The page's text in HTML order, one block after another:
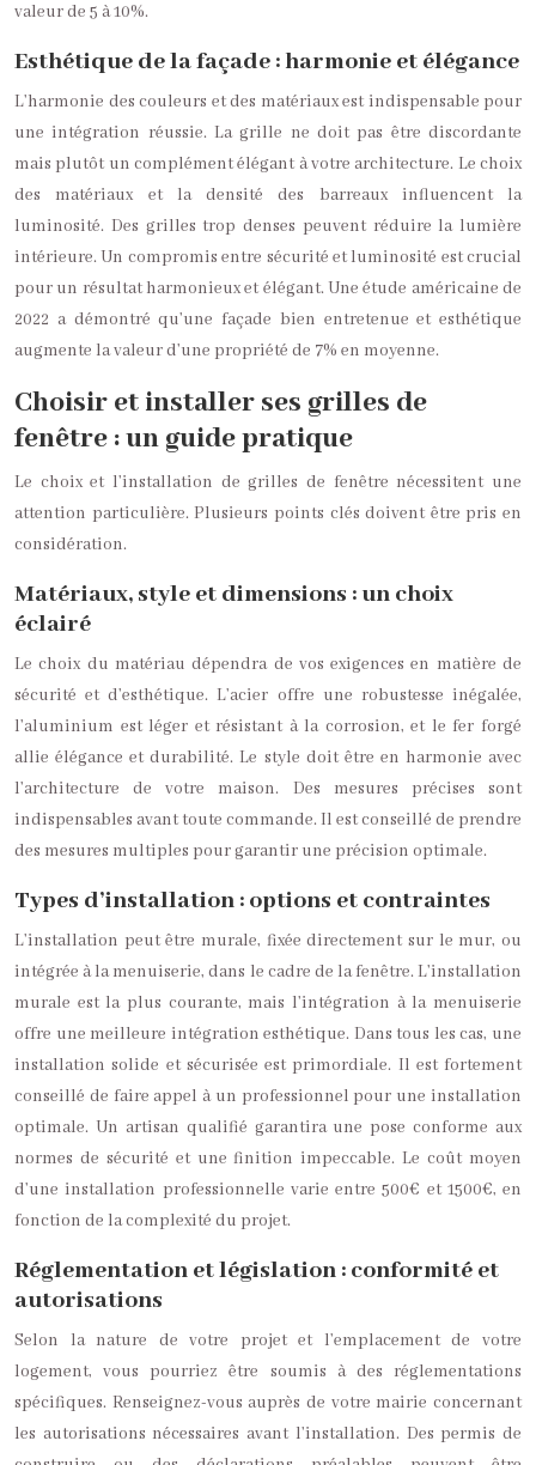
valeur de 5 à 10%.
Esthétique de la façade : harmonie et élégance
L’harmonie des couleurs et des matériaux est indispensable pour
une intégration réussie. La grille ne doit pas être discordante
mais plutôt un complément élégant à votre architecture. Le choix
des matériaux et la densité des barreaux influencent la
luminosité. Des grilles trop denses peuvent réduire la lumière
intérieure. Un compromis entre sécurité et luminosité est crucial
pour un résultat harmonieux et élégant. Une étude américaine de
2022 a démontré qu’une façade bien entretenue et esthétique
augmente la valeur d’une propriété de 7% en moyenne.
Choisir et installer ses grilles de
fenêtre : un guide pratique
Le choix et l’installation de grilles de fenêtre nécessitent une
attention particulière. Plusieurs points clés doivent être pris en
considération.
Matériaux, style et dimensions : un choix
éclairé
Le choix du matériau dépendra de vos exigences en matière de
sécurité et d’esthétique. L’acier offre une robustesse inégalée,
l’aluminium est léger et résistant à la corrosion, et le fer forgé
allie élégance et durabilité. Le style doit être en harmonie avec
l’architecture de votre maison. Des mesures précises sont
indispensables avant toute commande. Il est conseillé de prendre
des mesures multiples pour garantir une précision optimale.
Types d’installation : options et contraintes
L’installation peut être murale, fixée directement sur le mur, ou
intégrée à la menuiserie, dans le cadre de la fenêtre. L’installation
murale est la plus courante, mais l’intégration à la menuiserie
offre une meilleure intégration esthétique. Dans tous les cas, une
installation solide et sécurisée est primordiale. Il est fortement
conseillé de faire appel à un professionnel pour une installation
optimale. Un artisan qualifié garantira une pose conforme aux
normes de sécurité et une finition impeccable. Le coût moyen
d’une installation professionnelle varie entre 500€ et 1500€, en
fonction de la complexité du projet.
Réglementation et législation : conformité et
autorisations
Selon la nature de votre projet et l’emplacement de votre
logement, vous pourriez être soumis à des réglementations
spécifiques. Renseignez-vous auprès de votre mairie concernant
les autorisations nécessaires avant l’installation. Des permis de